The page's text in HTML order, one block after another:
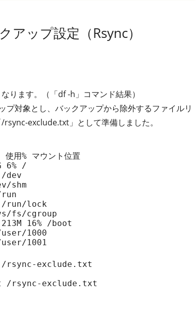
アップ設定（Rsync）
ります。（「df -h」コマンド結果）
プ対象とし、バックアップから除外するファイルリ
exclude.txt」として準備しました。
用% マウント位置
6% /
/dev
shm
run
/run/lock
fs/cgroup
16% /boot
1000
/rsync-exclude.txt
/rsync-exclude.txt